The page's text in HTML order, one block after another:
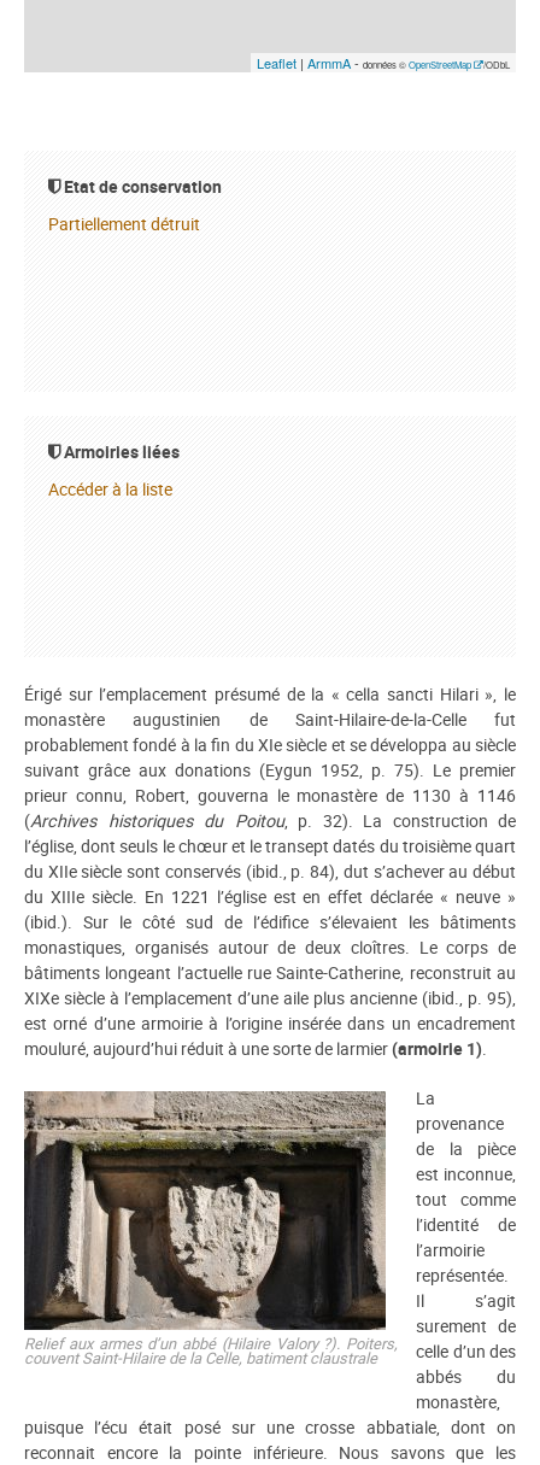
Leaflet | ArmmA- données ©OpenStreetMap /ODbL
Etat de conservation
Partiellement détruit
Armoiries liées
Accéder à la liste
Érigé sur l’emplacement présumé de la « cella sancti Hilari », le
monastère augustinien de Saint-Hilaire-de-la-Celle fut
probablement fondé à la fin du XIe siècle et se développa au siècle
suivant grâce aux donations (Eygun 1952, p. 75). Le premier
prieur connu, Robert, gouverna le monastère de 1130 à 1146
(Archives historiques du Poitou, p. 32). La construction de
l’église, dont seuls le chœur et le transept datés du troisième quart
du XIIe siècle sont conservés (ibid., p. 84), dut s’achever au début
du XIIIe siècle. En 1221 l’église est en effet déclarée « neuve »
(ibid.). Sur le côté sud de l’édifice s’élevaient les bâtiments
monastiques, organisés autour de deux cloîtres. Le corps de
bâtiments longeant l’actuelle rue Sainte-Catherine, reconstruit au
XIXe siècle à l’emplacement d’une aile plus ancienne (ibid., p. 95),
est orné d’une armoirie à l’origine insérée dans un encadrement
mouluré, aujourd’hui réduit à une sorte de larmier (armoirie 1).
Relief aux armes d’un abbé (Hilaire Valory ?). Poiters,
couvent Saint-Hilaire de la Celle, batiment claustrale
La
provenance
de la pièce
est inconnue,
tout comme
l’identité de
l’armoirie
représentée.
Il s’agit
surement de
celle d’un des
abbés du
monastère,
puisque l’écu était posé sur une crosse abbatiale, dont on
reconnait encore la pointe inférieure. Nous savons que les